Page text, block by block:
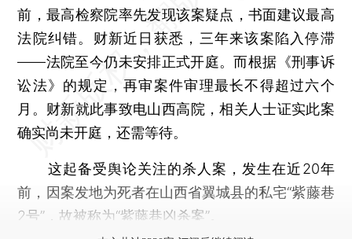
前，最高检察院率先发现该案疑点，书面建议最高
法院纠错。财新近日获悉，三年来该案陷入停滞
——法院至今仍未安排正式开庭。而根据《刑事诉
讼法》的规定，再审案件审理最长不得超过六个
月。财新就此事致电山西高院，相关人士证实此案
确实尚未开庭，还需等待。
这起备受舆论关注的杀人案，发生在近20年
前，因案发地为死者在山西省翼城县的私宅“紫藤巷
2号”，故被称为“紫藤巷凶杀案”。